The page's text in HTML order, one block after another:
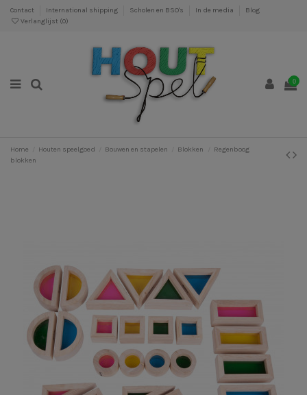
Contact International shipping Scholen en BSO's In de media
Blog
Verlanglijst (0)
0
Home Houten speelgoed Bouwen en stapelen Blokken
Regenboog
blokken